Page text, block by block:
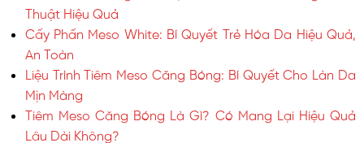
Thuật Hiệu Quả
Cấy Phấn Meso White: Bí Quyết Trẻ Hóa Da Hiệu Quả,
An Toàn
Liệu Trình Tiêm Meso Căng Bóng: Bí Quyết Cho Làn Da
Mịn Màng
Tiêm Meso Căng Bóng Là Gì? Có Mang Lại Hiệu Quả
Lâu Dài Không?